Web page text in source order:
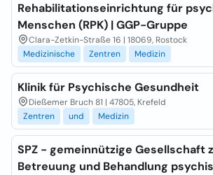
Rehabilitationseinrichtung für
Menschen (RPK) | GGP-Gruppe
Clara-Zetkin-Straße 16 | 18069, Rostock
Medizinische
Zentren Medizin
Klinik für Psychische Gesundheit
Dießemer Bruch 81 | 47805, Krefeld
Zentren
und Medizin
SPZ - gemeinnützige Gesellschaft
Betreuung und Behandlung